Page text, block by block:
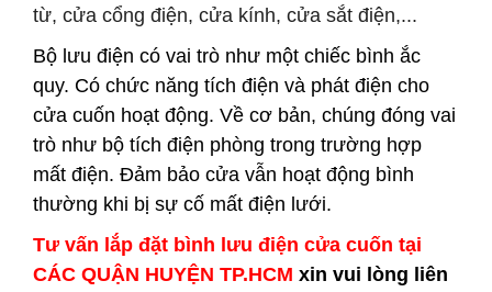
từ, cửa cổng điện, cửa kính, cửa sắt điện,...
Bộ lưu điện có vai trò như một chiếc bình ắc
quy. Có chức năng tích điện và phát điện cho
cửa cuốn hoạt động. Về cơ bản, chúng đóng vai
trò như bộ tích điện phòng trong trường hợp
mất điện. Đảm bảo cửa vẫn hoạt động bình
thường khi bị sự cố mất điện lưới.
Tư vấn lắp đặt bình lưu điện cửa cuốn tại
CÁC QUẬN HUYỆN TP.HCM xin vui lòng liên